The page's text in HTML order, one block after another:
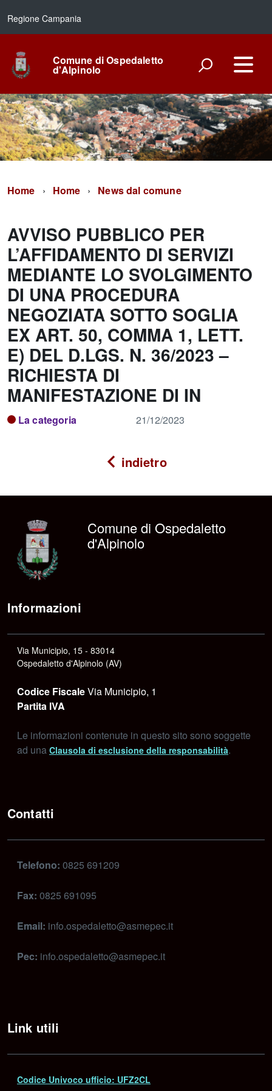
Regione Campania
Comune di Ospedaletto
d'Alpinolo
Home Home News dal comune
AVVISO PUBBLICO PER
L’AFFIDAMENTO DI SERVIZI
MEDIANTE LO SVOLGIMENTO
DI UNA PROCEDURA
NEGOZIATA SOTTO SOGLIA
EX ART. 50, COMMA 1, LETT.
E) DEL D.LGS. N. 36/2023 –
RICHIESTA DI
MANIFESTAZIONE DI IN
La categoria 21/12/2023
indietro
Comune di Ospedaletto
d'Alpinolo
Informazioni
Via Municipio, 15 - 83014
Ospedaletto d'Alpinolo (AV)
Codice FiscaleVia Municipio, 1
Partita IVA
Le informazioni contenute in questo sito sono soggette
ad una Clausola di esclusione della responsabilità.
Contatti
Telefono: 0825 691209
Fax: 0825 691095
Email: info.ospedaletto@asmepec.it
Pec: info.ospedaletto@asmepec.it
Link utili
Codice Univoco ufficio: UFZ2CL